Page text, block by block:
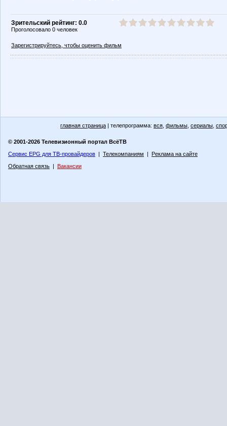
Зрительский рейтинг: 0.0
Проголосовало 0 человек
Зарегистрируйтесь, чтобы оценить фильм
главная страница | телепрограмма: вся фильмы сериалы
© 2001-2026 Телевизионный портал ВсёТВ
Сервис EPG для ТВ-провайдеров | Телекомпаниям | Реклама на сайте
Обратная связь | Вакансии